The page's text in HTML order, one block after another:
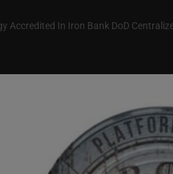
Accredited In Iron Bank DoD